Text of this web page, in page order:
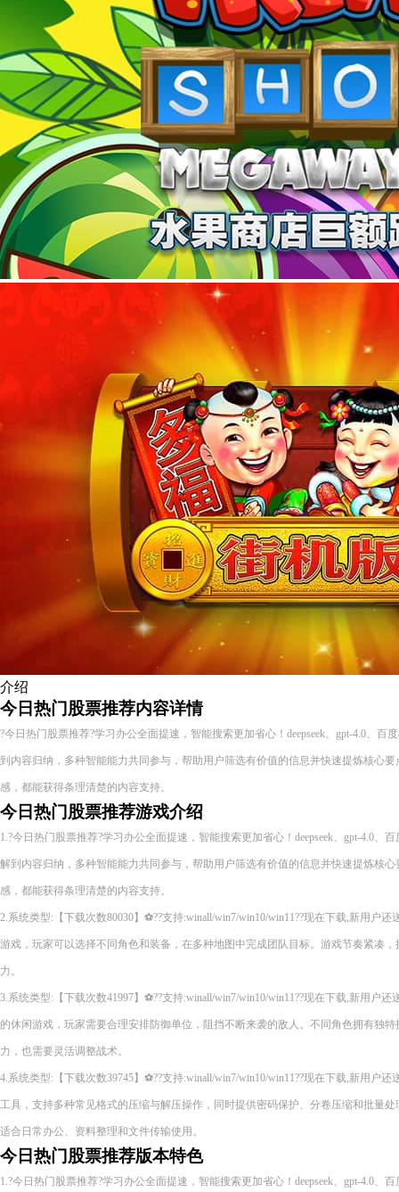
介绍
今日热门股票推荐内容详情
?今日热门股票推荐?学习办公全面提速，智能搜索更加省心！deepseek、gpt-4.0、百
到内容归纳，多种智能能力共同参与，帮助用户筛选有价值的信息并快速提炼核心
感，都能获得条理清楚的内容支持。
今日热门股票推荐游戏介绍
1.?今日热门股票推荐?学习办公全面提速，智能搜索更加省心！deepseek、gpt-4.0、
解到内容归纳，多种智能能力共同参与，帮助用户筛选有价值的信息并快速提炼核
感，都能获得条理清楚的内容支持。
2.系统类型:【下载次数80030】⚽??支持:winall/win7/win10/win11??现在下载,新用户
游戏，玩家可以选择不同角色和装备，在多种地图中完成团队目标。游戏节奏紧凑
力。
3.系统类型:【下载次数41997】⚽??支持:winall/win7/win10/win11??现在下载,新用户
的休闲游戏，玩家需要合理安排防御单位，阻挡不断来袭的敌人。不同角色拥有独
力，也需要灵活调整战术。
4.系统类型:【下载次数39745】⚽??支持:winall/win7/win10/win11??现在下载,新用户
工具，支持多种常见格式的压缩与解压操作，同时提供密码保护、分卷压缩和批量
适合日常办公、资料整理和文件传输使用。
今日热门股票推荐版本特色
1.?今日热门股票推荐?学习办公全面提速，智能搜索更加省心！deepseek、gpt-4.0、